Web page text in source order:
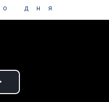
дня
Video